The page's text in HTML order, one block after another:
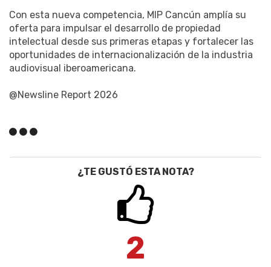
Con esta nueva competencia, MIP Cancún amplía su
oferta para impulsar el desarrollo de propiedad
intelectual desde sus primeras etapas y fortalecer las
oportunidades de internacionalización de la industria
audiovisual iberoamericana.
@Newsline Report 2026
¿TE GUSTÓ ESTA NOTA?
2